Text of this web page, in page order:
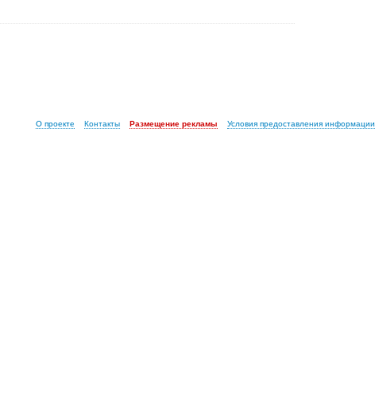
О проекте Контакты Размещение рекламы Условия предоставления информации